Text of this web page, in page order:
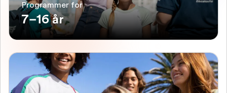
Programmer for
7–16 år